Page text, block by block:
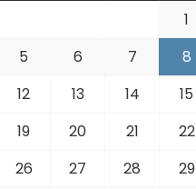
1
5 6 7 8
12 13 14 15
19 20 21 22
26 27 28 29